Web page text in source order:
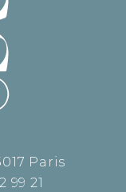
Paris
99 21